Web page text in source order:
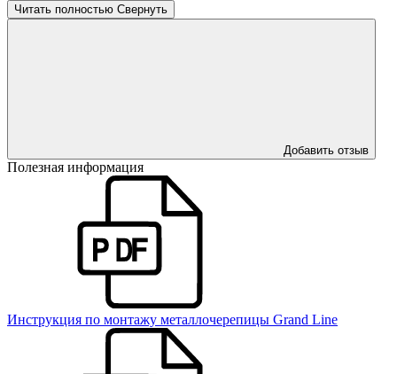
Читать полностью Свернуть
Добавить отзыв
Полезная информация
Инструкция по монтажу металлочерепицы Grand Line